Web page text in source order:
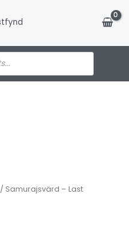
/ Samurajsvärd – Last